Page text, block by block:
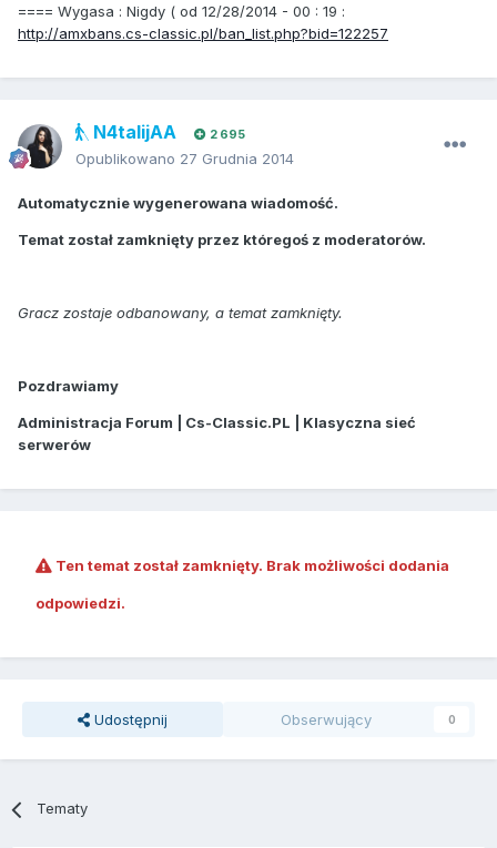
==== Wygasa : Nigdy ( od 12/28/2014 - 00 : 19 :
http://amxbans.cs-classic.pl/ban_list.php?bid=122257
N4talijAA 2 695
Opublikowano 27 Grudnia 2014
Automatycznie wygenerowana wiadomość.
Temat został zamknięty przez któregoś z moderatorów.
Gracz zostaje odbanowany, a temat zamknięty.
Pozdrawiamy
Administracja Forum | Cs-Classic.PL | Klasyczna sieć
serwerów
Ten temat został zamknięty. Brak możliwości dodania
odpowiedzi.
Udostępnij Obserwujący 0
Tematy